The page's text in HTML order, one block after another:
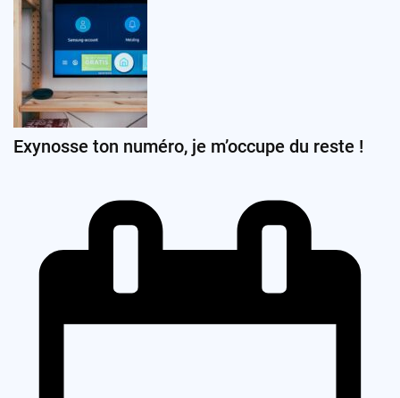
Exynosse ton numéro, je m’occupe du reste !